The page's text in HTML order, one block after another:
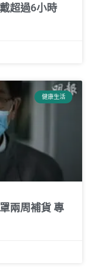
超過6小時
健康生活
兩周補貨 專